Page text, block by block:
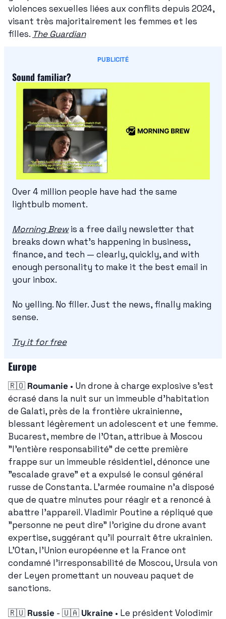
violences sexuelles liées aux conflits depuis 2024,
visant très majoritairement les femmes et les
filles. The Guardian
PUBLICITÉ
Sound familiar?
Over 4 million people have had the same
lightbulb moment.
Morning Brew is a free daily newsletter that
breaks down what's happening in business,
finance, and tech — clearly, quickly, and with
enough personality to make it the best email in
your inbox.
No yelling. No filler. Just the news, finally making
sense.
Try it for free
Europe
🇷🇴 Roumanie • Un drone à charge explosive s'est
écrasé dans la nuit sur un immeuble d'habitation
de Galati, près de la frontière ukrainienne,
blessant légèrement un adolescent et une femme.
Bucarest, membre de l'Otan, attribue à Moscou
"l'entière responsabilité" de cette première
frappe sur un immeuble résidentiel, dénonce une
"escalade grave" et a expulsé le consul général
russe de Constanta. L'armée roumaine n'a disposé
que de quatre minutes pour réagir et a renoncé à
abattre l'appareil. Vladimir Poutine a répliqué que
"personne ne peut dire" l'origine du drone avant
expertise, suggérant qu'il pourrait être ukrainien.
L'Otan, l'Union européenne et la France ont
condamné l'irresponsabilité de Moscou, Ursula von
der Leyen promettant un nouveau paquet de
sanctions.
🇷🇺 Russie - 🇺🇦 Ukraine • Le président Volodimir